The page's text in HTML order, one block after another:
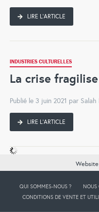
LIRE L'ARTICLE
INDUSTRIES CULTURELLES
La crise
Publié le 3 juin 2021 par
LIRE L'ARTICLE
QUI SOMMES-NOUS ? NOUS
CONDITIONS DE VENTE ET